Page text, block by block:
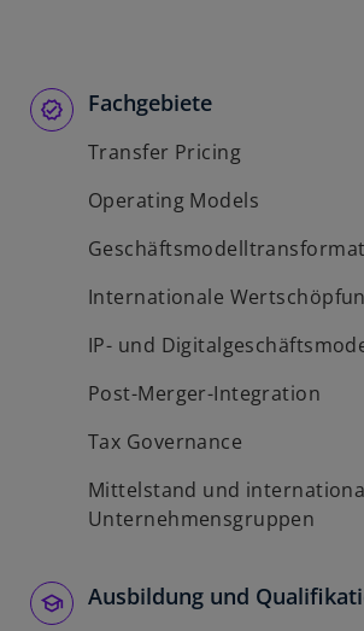
Fachgebiete
Transfer Pricing
Operating Models
Internationale
IP- und
Post-Merger-Integration
Tax Governance
Mittelstand und
Unternehmensgruppen
Ausbildung und